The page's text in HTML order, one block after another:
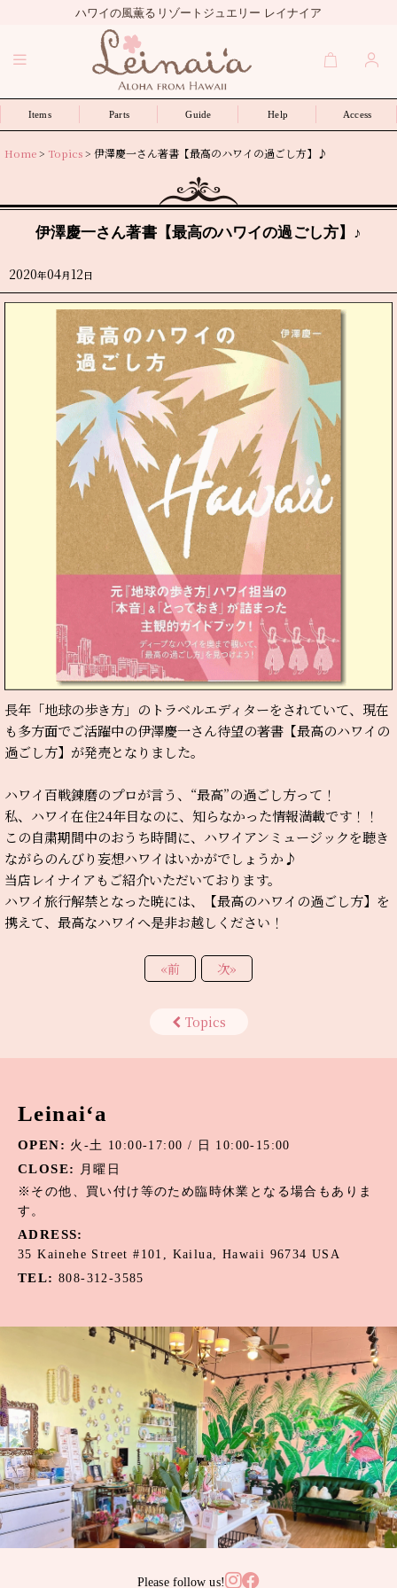
ハワイの風薫るリゾートジュエリー レイナイア
Items Parts Guide Help Access
Home> Topics> 伊澤慶一さん著書【最高のハワイの過ごし方】♪
伊澤慶一さん著書【最高のハワイの過ごし方】♪
2020年04月 12 日
長年「地球の歩き方」のトラベルエディターをされていて、現在
も多方面でご活躍中の伊澤慶一さん待望の著書【最高のハワイの
過ごし方】が発売となりました。
ハワイ百戦錬磨のプロが言う、“最高”の過ごし方って！
私、ハワイ在住24年目なのに、知らなかった情報満載です！！
この自粛期間中のおうち時間に、ハワイアンミュージックを聴き
ながらのんびり妄想ハワイはいかがでしょうか♪
当店レイナイアもご紹介いただいております。
ハワイ旅行解禁となった暁には、【最高のハワイの過ごし方】を
携えて、最高なハワイへ是非お越しください！
«前 次»
Topics
Leinai‘a
OPEN: 火-土 10:00-17:00 / 日 10:00-15:00
CLOSE:
月曜日
※その他、買い付け等のため臨時休業となる場合もありま
す。
ADRESS:
35 Kainehe Street #101, Kailua, Hawaii 96734 USA
TEL: 808-312-3585
Please follow us!